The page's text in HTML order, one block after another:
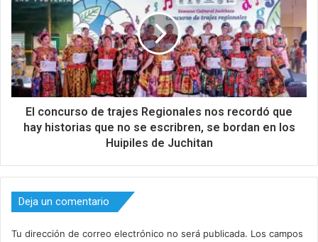
El concurso de trajes Regionales nos recordó que
hay historias que no se escribren, se bordan en los
Huipiles de Juchitan
Deja un comentario
Tu dirección de correo electrónico no será publicada. Los campos